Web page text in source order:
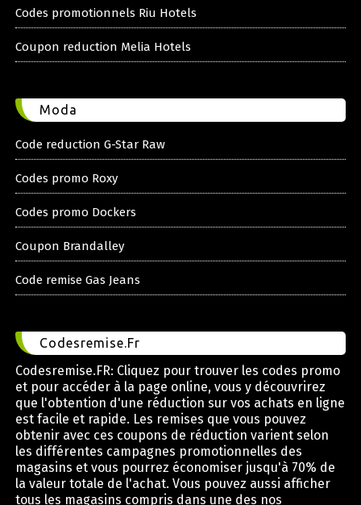
Codes promotionnels Riu Hotels
Coupon reduction Melia Hotels
Moda
Code reduction G-Star Raw
Codes promo Roxy
Codes promo Dockers
Coupon Brandalley
Code remise Gas Jeans
Codesremise.Fr
Codesremise.FR: Cliquez pour trouver les codes promo
et pour accéder à la page online, vous y découvrirez
que l'obtention d'une réduction sur vos achats en ligne
est facile et rapide. Les remises que vous pouvez
obtenir avec ces coupons de réduction varient selon
les différentes campagnes promotionnelles des
magasins et vous pourrez économiser jusqu'à 70% de
la valeur totale de l'achat. Vous pouvez aussi afficher
tous les magasins compris dans une des nos